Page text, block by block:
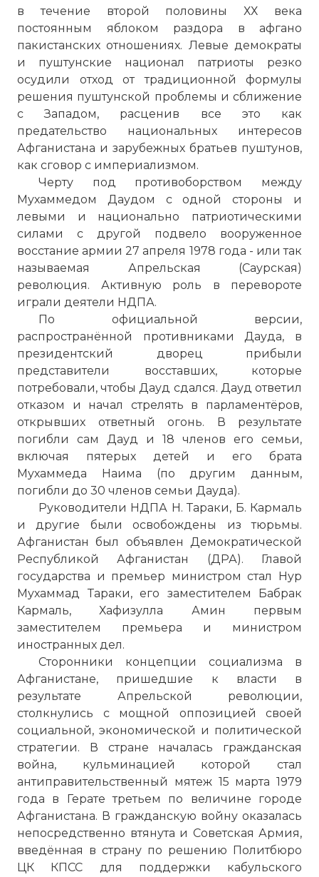
в течение второй половины ХХ века
постоянным яблоком раздора в афгано
пакистанских отношениях. Левые демократы
и пуштунские национал патриоты резко
осудили отход от традиционной формулы
решения пуштунской проблемы и сближение
с Западом, расценив все это как
предательство национальных интересов
Афганистана и зарубежных братьев пуштунов,
как сговор с империализмом.
Черту под противоборством между
Мухаммедом Даудом с одной стороны и
левыми и национально патриотическими
силами с другой подвело вооруженное
восстание армии 27 апреля 1978 года - или так
называемая Апрельская (Саурская)
революция. Активную роль в перевороте
играли деятели НДПА.
По официальной версии,
распространённой противниками Дауда, в
президентский дворец прибыли
представители восставших, которые
потребовали, чтобы Дауд сдался. Дауд ответил
отказом и начал стрелять в парламентёров,
открывших ответный огонь. В результате
погибли сам Дауд и 18 членов его семьи,
включая пятерых детей и его брата
Мухаммеда Наима (по другим данным,
погибли до 30 членов семьи Дауда).
Руководители НДПА Н. Тараки, Б. Кармаль
и другие были освобождены из тюрьмы.
Афганистан был объявлен Демократической
Республикой Афганистан (ДРА). Главой
государства и премьер министром стал Нур
Мухаммад Тараки, его заместителем Бабрак
Кармаль, Хафизулла Амин первым
заместителем премьера и министром
иностранных дел.
Сторонники концепции социализма в
Афганистане, пришедшие к власти в
результате Апрельской революции,
столкнулись с мощной оппозицией своей
социальной, экономической и политической
стратегии. В стране началась гражданская
война, кульминацией которой стал
антиправительственный мятеж 15 марта 1979
года в Герате третьем по величине городе
Афганистана. В гражданскую войну оказалась
непосредственно втянута и Советская Армия,
введённая в страну по решению Политбюро
ЦК КПСС для поддержки кабульского